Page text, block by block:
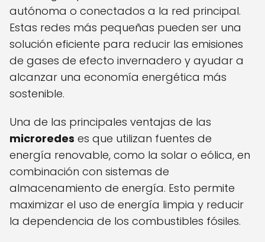
autónoma o conectados a la red principal.
Estas redes más pequeñas pueden ser una
solución eficiente para reducir las emisiones
de gases de efecto invernadero y ayudar a
alcanzar una economía energética más
sostenible.
Una de las principales ventajas de las
microredes es que utilizan fuentes de
energía renovable, como la solar o eólica, en
combinación con sistemas de
almacenamiento de energía. Esto permite
maximizar el uso de energía limpia y reducir
la dependencia de los combustibles fósiles.